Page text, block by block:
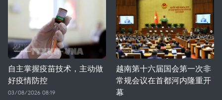
自主掌握疫苗技术，主动做
好疫情防控
03/08/2026 08:19
越南第十六届国会第一次非
常规会议在首都河内隆重开
幕